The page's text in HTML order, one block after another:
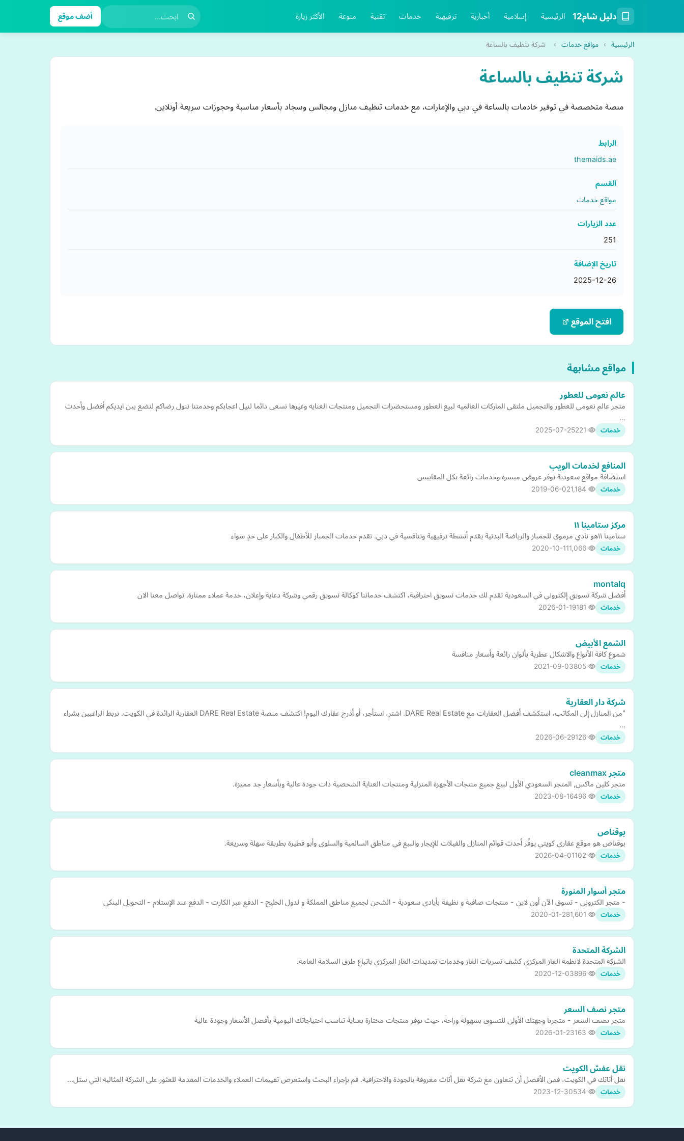
دليل شام12 الرئيسية إسلامية أخبارية ترفيهية خدمات تقنية منوعة الأكثر زيارة أضف موقع
الرئيسية › مواقع خدمات › شركة تنظيف بالساعة
شركة تنظيف بالساعة
منصة متخصصة في توفير خادمات بالساعة في دبي والإمارات، مع خدمات تنظيف منازل ومجالس وسجاد بأسعار مناسبة وحجوزات سريعة أونلاين.
الرابط
themaids.ae
القسم
مواقع خدمات
عدد الزيارات
251
تاريخ الإضافة
2025-12-26
افتح الموقع
مواقع مشابهة
عالم نعومى للعطور
متجر عالم نعومي للعطور والتجميل ملتقى الماركات العالميه لبيع العطور ومستحضرات التجميل ومنتجات العنايه وغيرها نسعى دائما لنيل اعجابكم وخدمتنا تنول رضاكم لنضع بين ايديكم أفضل وأحدث
…
خدمات 2025-07-25
المنافع لخدمات الويب
استضافة مواقع سعودية توفر عروض ميسرة وخدمات رائعة بكل المقاييس
خدمات 2019-06-02
مركز ستامينا ١١
ستامينا ١١هو نادي مرموق للجمباز والرياضة البدنية يقدم أنشطة ترفيهية وتنافسية في دبي. نقدم خدمات الجمباز للأطفال والكبار على حدٍ سواء
خدمات 2020-10-11
montalq
أفضل شركة تسويق إلكتروني في السعودية تقدم لك خدمات تسويق احترافية، اكتشف خدماتنا كوكالة تسويق رقمي وشركة دعاية وإعلان، خدمة عملاء ممتازة. تواصل معنا الان
خدمات 2026-01-19
الشمع الأبيض‬
شموع كافة الأنواع والاشكال عطرية بألوان رائعة وأسعار منافسة
خدمات 2021-09-03
شركة دار العقارية
"من المنازل إلى المكاتب، استكشف أفضل العقارات مع DARE Real Estate. اشترِ، استأجر، أو أدرج عقارك اليوم! اكتشف منصة DARE Real Estate العقارية الرائدة في الكويت. نربط الراغبين بشراء
…
خدمات 2026-06-29
متجر cleanmax
متجر كلين ماكس, المتجر السعودي الأول لبيع جميع منتجات الأجهزة المنزلية ومنتجات العناية الشخصية ذات جودة عالية وبأسعار جد مميزة.
خدمات 2023-08-16
بوقناص
بوقناص هو موقع عقاري كويتي يوفّر أحدث قوائم المنازل والفيلات للإيجار والبيع في مناطق السالمية والسلوى وأبو فطيرة بطريقة سهلة وسريعة.
خدمات 2026-04-01
متجر أسوار المنورة
- متجر الكتروني - تسوق الآن أون لاين - منتجات صافية و نظيفة بأيادي سعودية - الشحن لجميع مناطق المملكة و لدول الخليج - الدفع عبر الكارت - الدفع عند الإستلام - التحويل البنكي
خدمات 2020-01-28
الشركة المتحدة
الشركة المتحدة لانظمة الغاز المركزي كشف تسربات الغاز وخدمات تمديدات الغاز المركزي باتباع طرق السلامة العامة.
خدمات 2020-12-03
متجر نصف السعر
متجر نصف السعر - متجرنا وجهتك الأولى للتسوق بسهولة وراحة، حيث نوفر منتجات مختارة بعناية تناسب احتياجاتك اليومية بأفضل الأسعار وجودة عالية
خدمات 2026-01-23
نقل عفش الكويت
نقل أثاثك في الكويت، فمن الأفضل أن تتعاون مع شركة نقل أثاث معروفة بالجودة والاحترافية. قم بإجراء البحث واستعرض تقييمات العملاء والخدمات المقدمة للعثور على الشركة المثالية التي ستل…
خدمات 2023-12-30